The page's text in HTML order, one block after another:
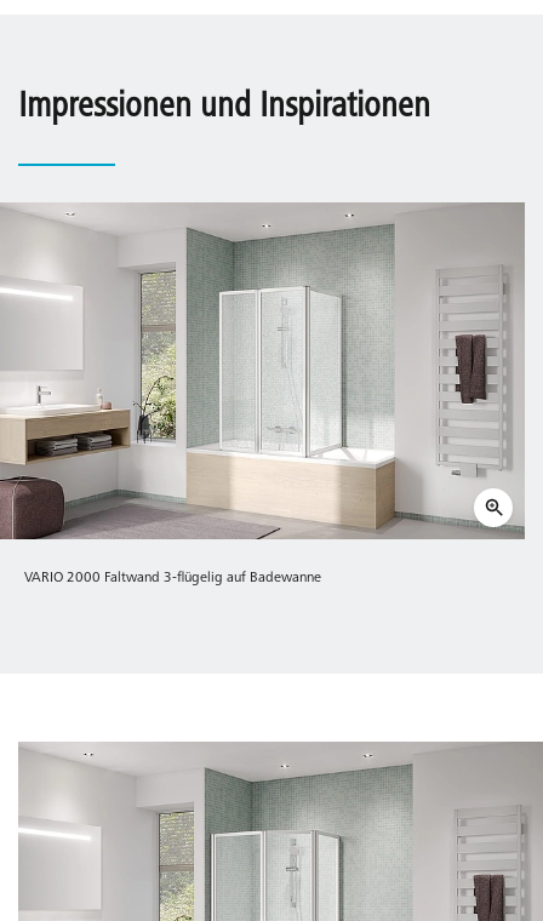
Impressionen und Inspirationen
VARIO 2000 Faltwand 3-flügelig auf Badewanne